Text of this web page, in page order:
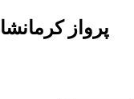
پرواز